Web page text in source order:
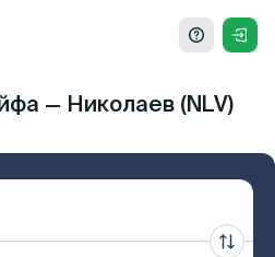
— Николаев (NLV)